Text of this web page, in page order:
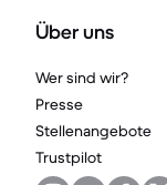
Über uns
Wer sind wir?
Presse
Stellenangebote
Trustpilot